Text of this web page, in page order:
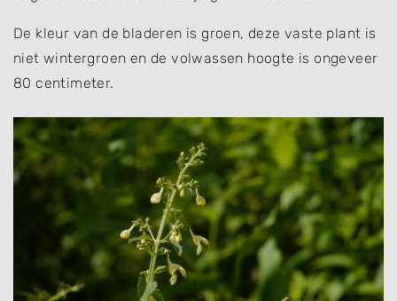
De kleur van de bladeren is groen, deze vaste plant is
niet wintergroen en de volwassen hoogte is ongeveer
80 centimeter.